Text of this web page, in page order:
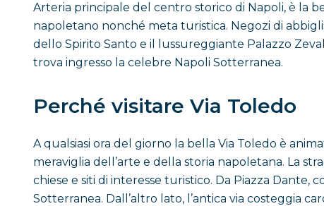
Arteria principale del centro storico di Napoli, è la
napoletano nonché meta turistica. Negozi di
dello Spirito Santo e il lussureggiante Palazzo
trova ingresso la celebre Napoli Sotterranea.
Perché visitare Via Toledo
A qualsiasi ora del giorno la bella Via Toledo è
meraviglia dell’arte e della storia napoletana. La
chiese e siti di interesse turistico. Da Piazza Dante,
Sotterranea. Dall’altro lato, l’antica via costeggia